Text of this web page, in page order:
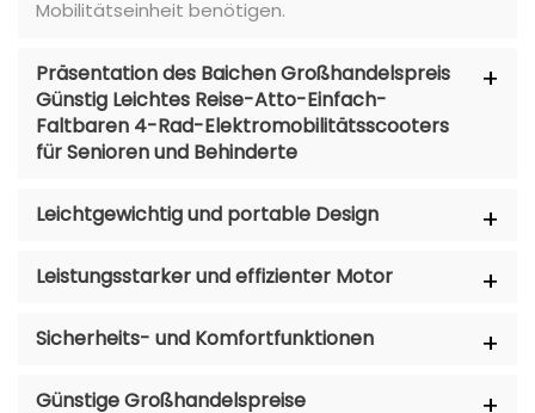
Mobilitätseinheit benötigen.
Präsentation des Baichen Großhandelspreis
Günstig Leichtes Reise-Atto-Einfach-
Faltbaren 4-Rad-Elektromobilitätsscooters
für Senioren und Behinderte
Leichtgewichtig und portable Design
Leistungsstarker und effizienter Motor
Sicherheits- und Komfortfunktionen
Günstige Großhandelspreise